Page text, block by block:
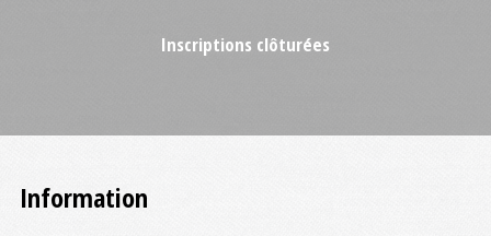
Inscriptions clôturées
Information